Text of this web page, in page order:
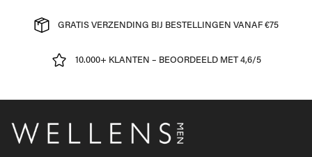
GRATIS VERZENDING BIJ BESTELLINGEN VANAF €75
10.000+ KLANTEN – BEOORDEELD MET 4,6/5